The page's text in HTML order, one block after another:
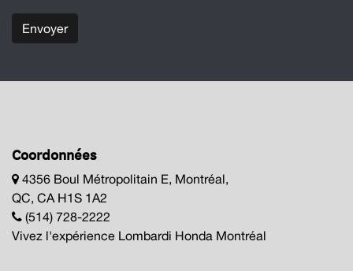
Envoyer
Coordonnées
4356 Boul Métropolitain E, Montréal,
QC, CA H1S 1A2
(514) 728-2222
Vivez l'expérience Lombardi Honda Montréal